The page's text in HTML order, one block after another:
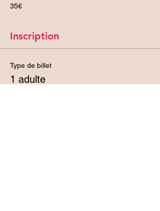
35€
Inscription
Type de billet
1 adulte